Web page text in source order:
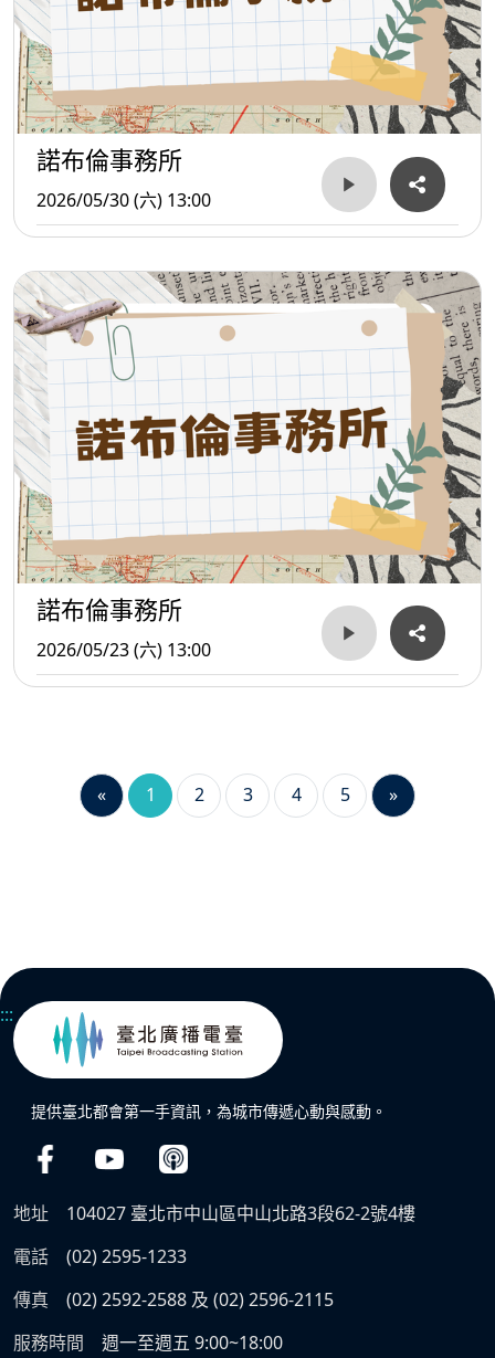
諾布倫事務所
2026/05/30 (六) 13:00
諾布倫事務所
2026/05/23 (六) 13:00
« 1 2 3 4 5 »
:::
提供臺北都會第一手資訊，為城市傳遞心動與感動。
地址
104027 臺北市中山區中山北路3段62-2號4樓
電話
(02) 2595-1233
傳真
(02) 2592-2588 及 (02) 2596-2115
服務時間
週一至週五 9:00~18:00